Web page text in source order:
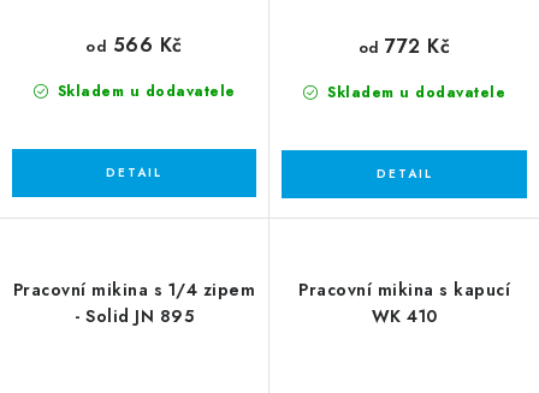
Skladem u dodavatele
od 566 Kč
Skladem u dodavatele
od 772 Kč
Pracovní mikina s 1/4 zipem
- Solid JN 895
Pracovní mikina s kapucí
WK 410